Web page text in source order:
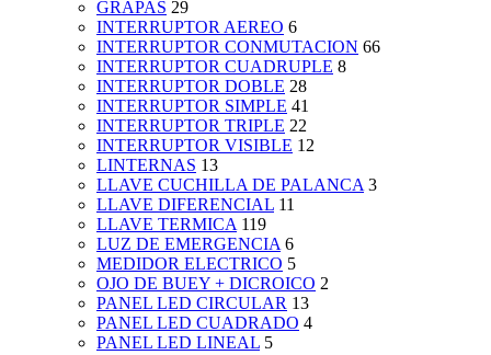
GRAPAS 29
INTERRUPTOR AEREO 6
INTERRUPTOR CONMUTACION 66
INTERRUPTOR CUADRUPLE 8
INTERRUPTOR DOBLE 28
INTERRUPTOR SIMPLE 41
INTERRUPTOR TRIPLE 22
INTERRUPTOR VISIBLE 12
LINTERNAS 13
LLAVE CUCHILLA DE PALANCA 3
LLAVE DIFERENCIAL 11
LLAVE TERMICA 119
LUZ DE EMERGENCIA 6
MEDIDOR ELECTRICO 5
OJO DE BUEY + DICROICO 2
PANEL LED CIRCULAR 13
PANEL LED CUADRADO 4
PANEL LED LINEAL 5